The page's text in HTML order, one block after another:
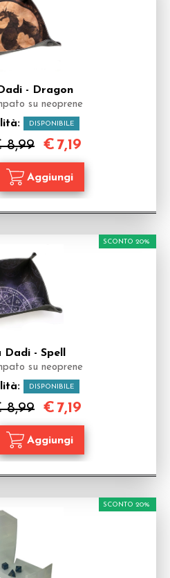
- Dragon
su neoprene
DISPONIBILE
8,99 € 7,19
Dadi - Spell
su neoprene
DISPONIBILE
8,99
SCONTO 20%
€ 7,19
SCONTO 20%